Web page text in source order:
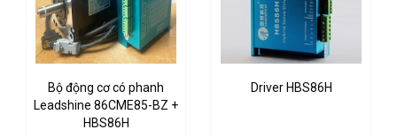
Bộ động cơ có phanh
Leadshine 86CME85-BZ +
HBS86H
Driver HBS86H